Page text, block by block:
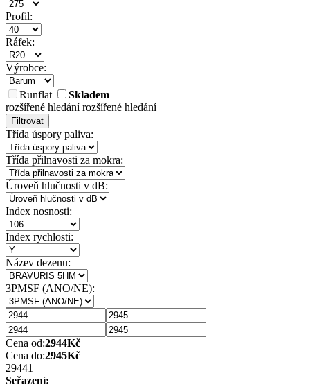
Profil:
Ráfek:
Výrobce:
Runflat
Skladem
rozšířené hledánírozšířené hledání
Filtrovat
Třída úspory paliva:
Třída přilnavosti za mokra:
Úroveň hlučnosti v dB:
Index nosnosti:
Index rychlosti:
Název dezenu:
3PMSF (ANO/NE):
Cena od:2944Kč
Cena do:2945Kč
29441
Seřazení: